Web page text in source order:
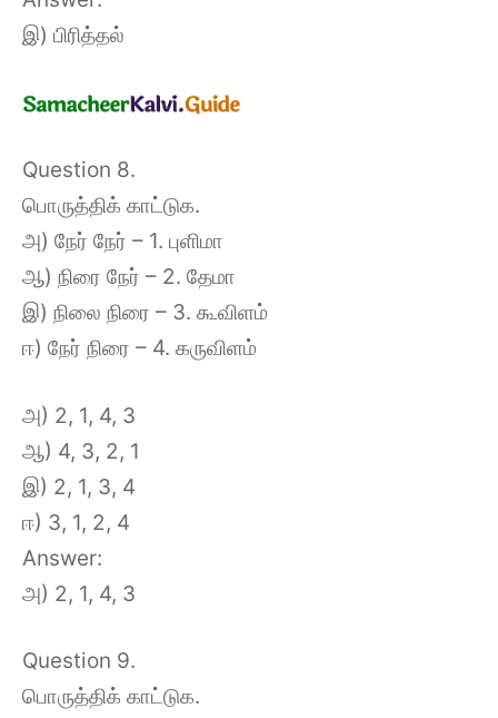
இ) பிரித்தல்
Question 8.
பொருத்திக் காட்டுக.
அ) நேர் நேர் – 1. புளிமா
ஆ) நிரை நேர் – 2. தேமா
இ) நிலை நிரை – 3. கூவிளம்
ஈ) நேர் நிரை – 4. கருவிளம்
அ) 2, 1, 4, 3
ஆ) 4, 3, 2, 1
இ) 2, 1, 3, 4
ஈ) 3, 1, 2, 4
Answer:
அ) 2, 1, 4, 3
Question 9.
பொருத்திக் காட்டுக.